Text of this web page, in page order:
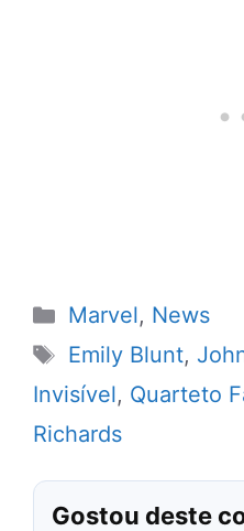
Categorias
Marvel, News
Tags
Emily Blunt,
Invisível, Quarteto
Richards
Gostou deste